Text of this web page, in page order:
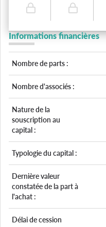
Informations financières
Nombre de parts :
Nombre d'associés :
Nature de la
souscription au
capital :
Typologie du capital :
Dernière valeur
constatée de la part à
l'achat :
Délai de cession